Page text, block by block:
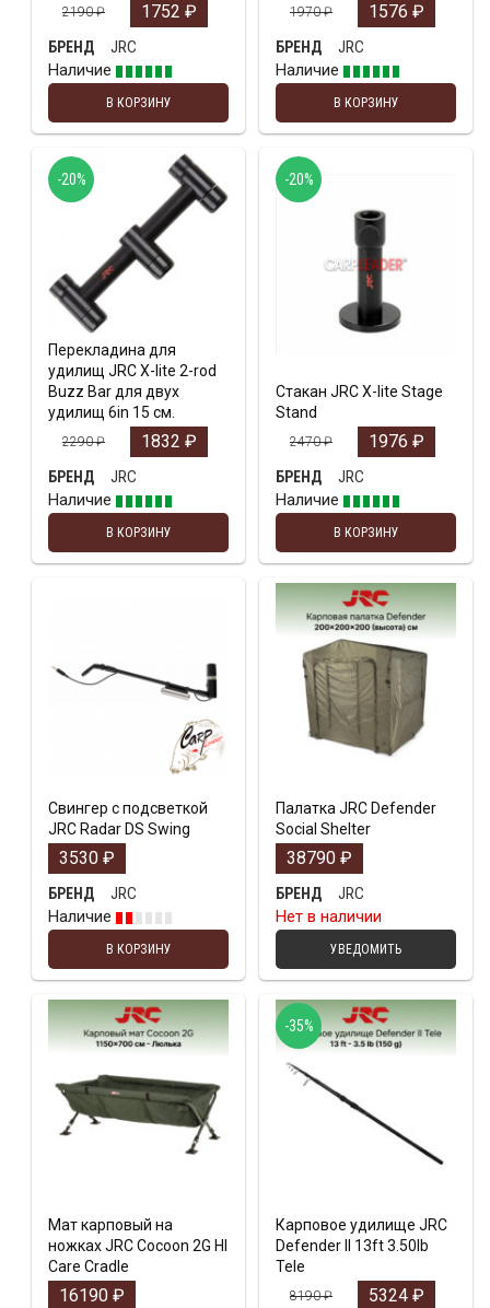
2190₽ 1752 ₽
БРЕНД
JRC
Наличие
В КОРЗИНУ
1970₽ 1576 ₽
БРЕНД
JRC
Наличие
В КОРЗИНУ
Перекладина для
удилищ JRC X-lite 2-rod
Buzz Bar для двух
удилищ 6in 15 см.
2290₽ 1832 ₽
БРЕНД
JRC
Наличие
В КОРЗИНУ
-20%
Стакан JRC X-lite Stage
Stand
2470₽ 1976 ₽
БРЕНД
JRC
Наличие
В КОРЗИНУ
-20%
Свингер с подсветкой
JRC Radar DS Swing
3530 ₽
БРЕНД
JRC
Наличие
В КОРЗИНУ
Палатка JRC Defender
Social Shelter
38790 ₽
БРЕНД
JRC
Нет в наличии
УВЕДОМИТЬ
Мат карповый на
ножках JRC Cocoon 2G HI
Care Cradle
16190 ₽
Карповое удилище JRC
Defender II 13ft 3.50lb
Tele
8190₽ 5324 ₽
-35%